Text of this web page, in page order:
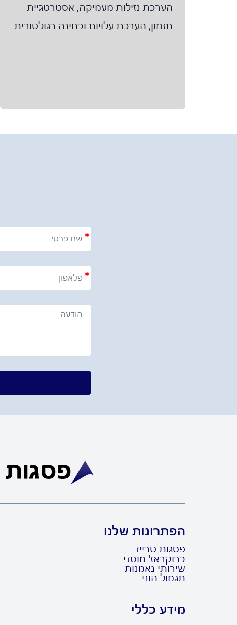
הערכת נזילות מעמיקה, אסטרטגיית
תזמון, הערכת עלויות ובחינה רגולטורית
הפתרונות שלנו
פסגות טרייד
ברוקראז' מוסדי
שירותי נאמנות
תגמול הוני
מידע כללי